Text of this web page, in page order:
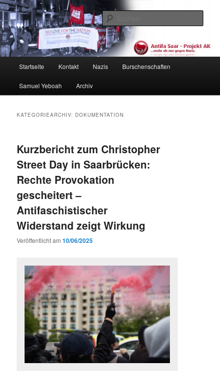
Zum
primären
Inhalt
springen
Zum
sekundären
Inhalt
springenAntifa Saar / Projekt AK
Startseite Kontakt Nazis Burschenschaften
Samuel Yeboah Archiv
KATEGORIEARCHIV: DOKUMENTATION
Kurzbericht zum Christopher
Street Day in Saarbrücken:
Rechte Provokation
gescheitert –
Antifaschistischer
Widerstand zeigt Wirkung
Veröffentlicht am10/06/2025